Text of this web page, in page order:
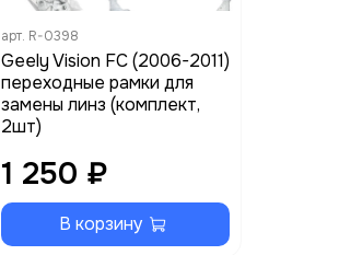
арт. R-0398
Geely Vision FC (2006-2011)
переходные рамки для
замены линз (комплект,
2шт)
1 250 ₽
В корзину